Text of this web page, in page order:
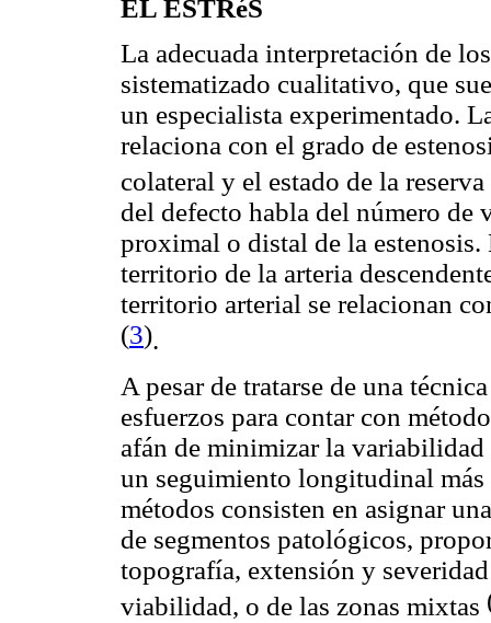
EL ESTRéS
La adecuada interpretación de
sistematizado cualitativo, que
un especialista experimentado.
relaciona con el grado de
colateral y el estado de la
del defecto habla del número de
proximal o distal de la estenosis.
territorio de la arteria
territorio arterial se relacionan
(3).
A pesar de tratarse de una
esfuerzos para contar con
afán de minimizar la
un seguimiento longitudinal más
métodos consisten en asignar
de segmentos patológicos,
topografía, extensión y
viabilidad, o de las zonas mixtas